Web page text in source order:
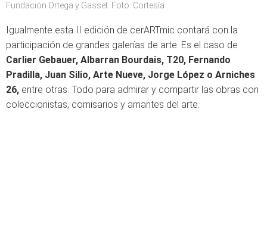
Fundación Ortega y Gasset. Foto: Cortesía
Igualmente esta II edición de cerARTmic contará con la
participación de grandes galerías de arte. Es el caso de
Carlier Gebauer, Albarran Bourdais, T20, Fernando
Pradilla, Juan Silio, Arte Nueve, Jorge López o Arniches
26, entre otras. Todo para admirar y compartir las obras con
coleccionistas, comisarios y amantes del arte.